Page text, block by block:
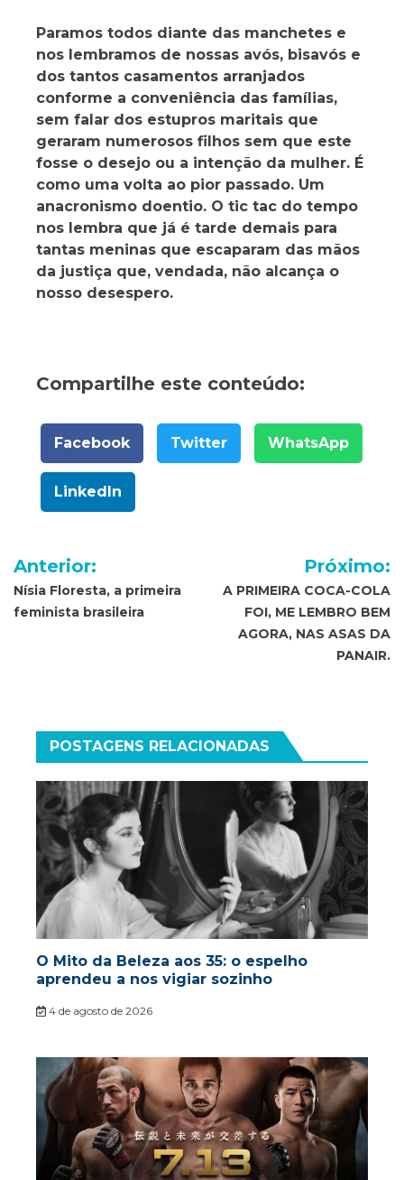
Paramos todos diante das manchetes e
nos lembramos de nossas avós, bisavós e
dos tantos casamentos arranjados
conforme a conveniência das famílias,
sem falar dos estupros maritais que
geraram numerosos filhos sem que este
fosse o desejo ou a intenção da mulher. É
como uma volta ao pior passado. Um
anacronismo doentio. O tic tac do tempo
nos lembra que já é tarde demais para
tantas meninas que escaparam das mãos
da justiça que, vendada, não alcança o
nosso desespero.
Compartilhe este conteúdo:
Facebook Twitter WhatsApp
LinkedIn
Navegação
de
Anterior:
Nísia Floresta, a primeira
feminista brasileira
Próximo:
A PRIMEIRA COCA-COLA
FOI, ME LEMBRO BEM
AGORA, NAS ASAS DA
PANAIR.
POSTAGENS RELACIONADAS
O Mito da Beleza aos 35: o espelho
aprendeu a nos vigiar sozinho
4 de agosto de 2026